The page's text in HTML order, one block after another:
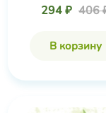
294 ₽ 406
В корзину